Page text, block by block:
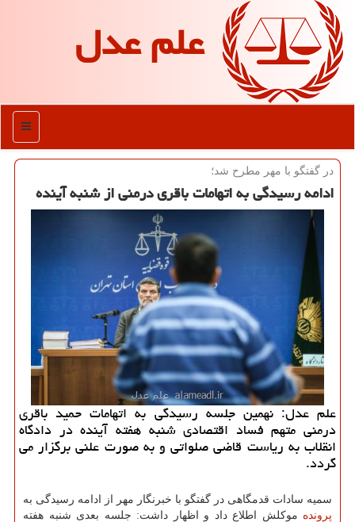
علم عدل
منو
در گفتگو با مهر مطرح شد؛
ادامه رسیدگی به اتهامات باقری درمنی از شنبه آینده
علم عدل: نهمین جلسه رسیدگی به اتهامات حمید باقری
درمنی متهم فساد اقتصادی شنبه هفته آینده در دادگاه
انقلاب به ریاست قاضی صلواتی و به صورت علنی برگزار می
گردد.
سمیه سادات قدمگاهی در گفتگو با خبرنگار مهر از ادامه رسیدگی به
پرونده موكلش اطلاع داد و اظهار داشت: جلسه بعدی شنبه هفته